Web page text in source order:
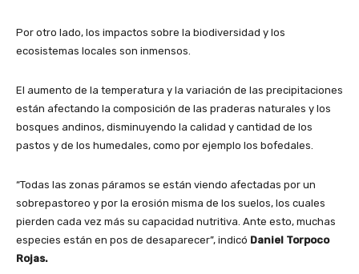
Por otro lado, los impactos sobre la biodiversidad y los
ecosistemas locales son inmensos.
El aumento de la temperatura y la variación de las precipitaciones
están afectando la composición de las praderas naturales y los
bosques andinos, disminuyendo la calidad y cantidad de los
pastos y de los humedales, como por ejemplo los bofedales.
“Todas las zonas páramos se están viendo afectadas por un
sobrepastoreo y por la erosión misma de los suelos, los cuales
pierden cada vez más su capacidad nutritiva. Ante esto, muchas
especies están en pos de desaparecer”, indicó Daniel Torpoco
Rojas.